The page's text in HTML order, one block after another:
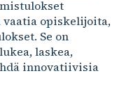
vaatia opiskelijoita,
Se on
laskea,
innovatiivisia